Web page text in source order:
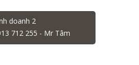
doanh 2
712 255 - Mr Tâm